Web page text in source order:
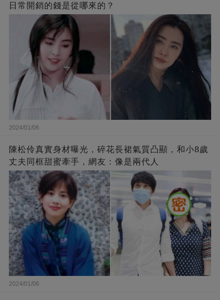
日常開銷的錢是從哪來的？
2024/01/06
陳松伶真實身材曝光，碎花長裙氣質凸顯，和小8歲
丈夫同框甜蜜牽手，網友：像是兩代人
2024/01/06